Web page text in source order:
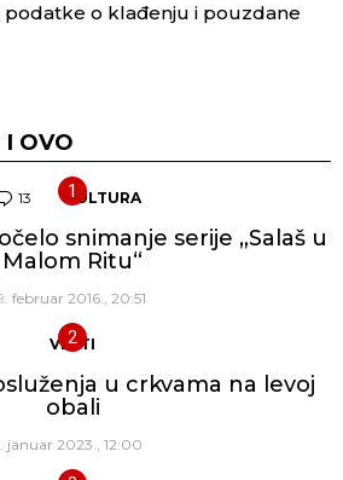
podatke o klađenju i pouzdane
I OVO
13 Komentara
KULTURA
snimanje serije „Salaš u
Malom Ritu“
februar 2016., 20:51
VESTI
u crkvama na levoj
obali
januar 2023., 12:00